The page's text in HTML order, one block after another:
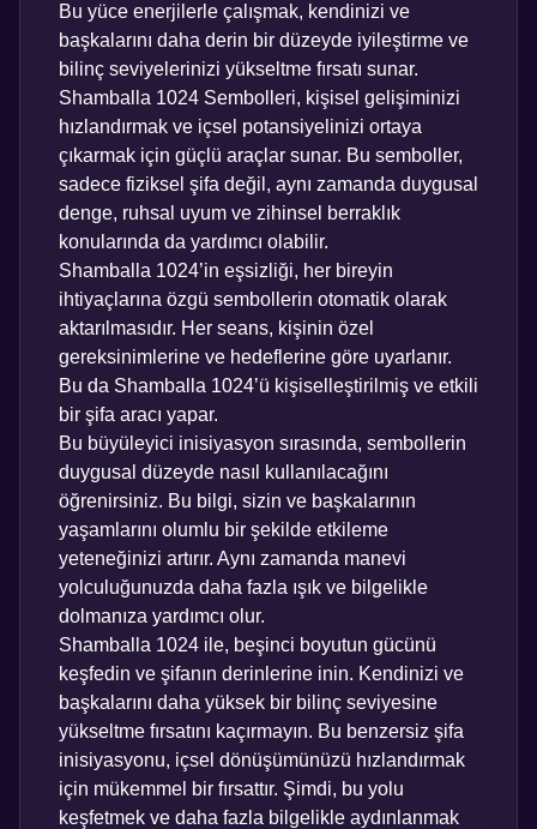
Bu yüce enerjilerle çalışmak, kendinizi ve
başkalarını daha derin bir düzeyde iyileştirme ve
bilinç seviyelerinizi yükseltme fırsatı sunar.
Shamballa 1024 Sembolleri, kişisel gelişiminizi
hızlandırmak ve içsel potansiyelinizi ortaya
çıkarmak için güçlü araçlar sunar. Bu semboller,
sadece fiziksel şifa değil, aynı zamanda duygusal
denge, ruhsal uyum ve zihinsel berraklık
konularında da yardımcı olabilir.
Shamballa 1024’in eşsizliği, her bireyin
ihtiyaçlarına özgü sembollerin otomatik olarak
aktarılmasıdır. Her seans, kişinin özel
gereksinimlerine ve hedeflerine göre uyarlanır.
Bu da Shamballa 1024’ü kişiselleştirilmiş ve etkili
bir şifa aracı yapar.
Bu büyüleyici inisiyasyon sırasında, sembollerin
duygusal düzeyde nasıl kullanılacağını
öğrenirsiniz. Bu bilgi, sizin ve başkalarının
yaşamlarını olumlu bir şekilde etkileme
yeteneğinizi artırır. Aynı zamanda manevi
yolculuğunuzda daha fazla ışık ve bilgelikle
dolmanıza yardımcı olur.
Shamballa 1024 ile, beşinci boyutun gücünü
keşfedin ve şifanın derinlerine inin. Kendinizi ve
başkalarını daha yüksek bir bilinç seviyesine
yükseltme fırsatını kaçırmayın. Bu benzersiz şifa
inisiyasyonu, içsel dönüşümünüzü hızlandırmak
için mükemmel bir fırsattır. Şimdi, bu yolu
keşfetmek ve daha fazla bilgelikle aydınlanmak